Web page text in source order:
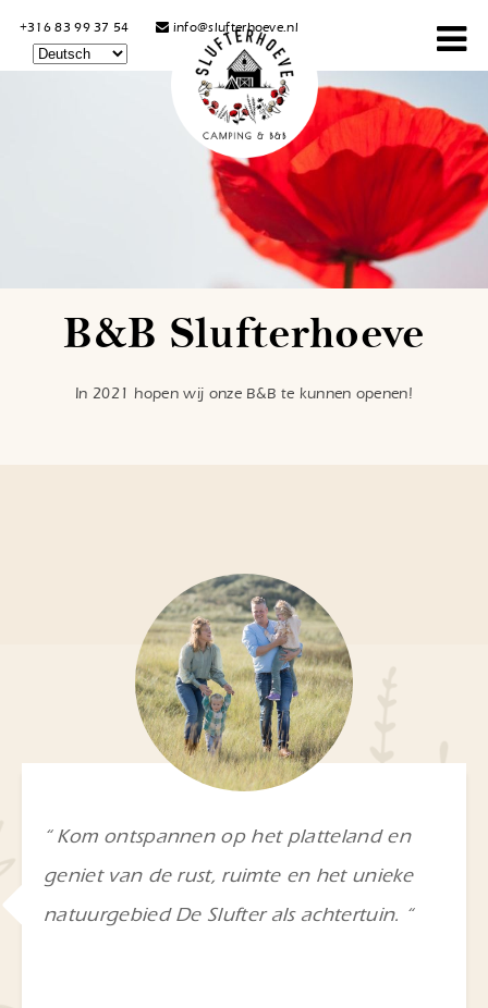
+316 83 99 37 54 info@slufterhoeve.nl
B&B Slufterhoeve
In 2021 hopen wij onze B&B te kunnen openen!
“ Kom ontspannen op het platteland en
geniet van de rust, ruimte en het unieke
natuurgebied De Slufter als achtertuin. “